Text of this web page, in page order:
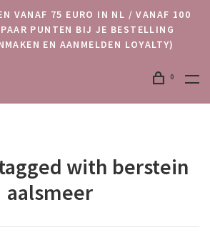
VANAF 75 EURO IN NL / VANAF 100
PUNTEN BIJ JE BESTELLING
EN AANMELDEN LOYALTY)
0
with berstein
aalsmeer